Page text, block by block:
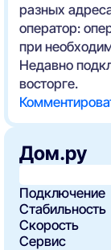
разных
оператор:
при
Недавно
восторге.
Дом.ру
Подключение
Стабильность
Скорость
Сервис